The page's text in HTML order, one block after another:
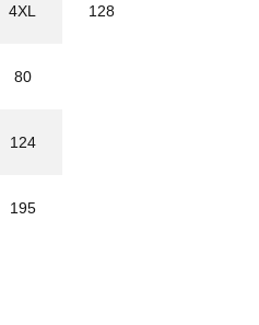
4XL
80
124
195
128